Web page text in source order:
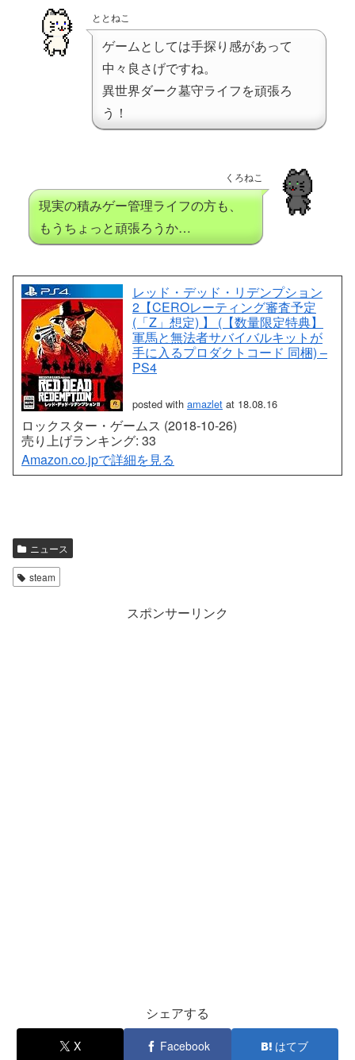
ととねこ
ゲームとしては手探り感があって
中々良さげですね。
異世界ダーク墓守ライフを頑張ろ
う！
くろねこ
現実の積みゲー管理ライフの方も、
もうちょっと頑張ろうか…
レッド・デッド・リデンプション
2【CEROレーティング審査予定
(「Z」想定) 】 (【数量限定特典】
軍馬と無法者サバイバルキットが
手に入るプロダクトコード 同梱) –
PS4
posted with amazlet at 18.08.16
ロックスター・ゲームス (2018-10-26)
売り上げランキング: 33
Amazon.co.jpで詳細を見る
ニュース
steam
スポンサーリンク
シェアする
X Facebook はてブ